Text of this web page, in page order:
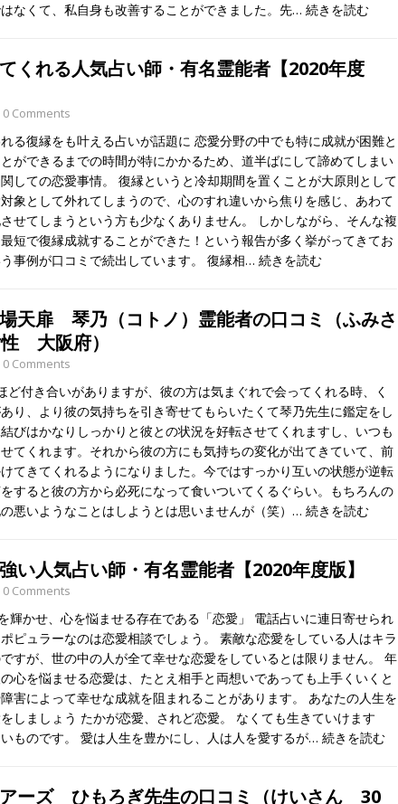
なくて、私自身も改善することができました。先… 続きを読む
くれる人気占い師・有名霊能者【2020年度
Comments
る復縁をも叶える占いが話題に 恋愛分野の中でも特に成就が困難と
ができるまでの時間が特にかかるため、道半ばにして諦めてしまい
しての恋愛事情。 復縁というと冷却期間を置くことが大原則として
象として外れてしまうので、心のすれ違いから焦りを感じ、あわて
せてしまうという方も少なくありません。 しかしながら、そんな複
短で復縁成就することができた！という報告が多く挙がってきてお
事例が口コミで続出しています。 復縁相… 続きを読む
天扉 琴乃（コトノ）霊能者の口コミ（ふみさ
大阪府）
Comments
付き合いがありますが、彼の方は気まぐれで会ってくれる時、く
り、より彼の気持ちを引き寄せてもらいたくて琴乃先生に鑑定をし
びはかなりしっかりと彼との状況を好転させてくれますし、いつも
てくれます。それから彼の方にも気持ちの変化が出てきていて、前
てきてくれるようになりました。今ではすっかり互いの状態が逆転
すると彼の方から必死になって食いついてくるぐらい。もちろんの
悪いようなことはしようとは思いませんが（笑）… 続きを読む
い人気占い師・有名霊能者【2020年度版】
Comments
輝かせ、心を悩ませる存在である「恋愛」 電話占いに連日寄せられ
ピュラーなのは恋愛相談でしょう。 素敵な恋愛をしている人はキラ
すが、世の中の人が全て幸せな恋愛をしているとは限りません。 年
心を悩ませる恋愛は、たとえ相手と両想いであっても上手くいくと
害によって幸せな成就を阻まれることがあります。 あなたの人生を
しましょう たかが恋愛、されど恋愛。 なくても生きていけます
ものです。 愛は人生を豊かにし、人は人を愛するが… 続きを読む
ーズ ひもろぎ先生の口コミ（けいさん 30